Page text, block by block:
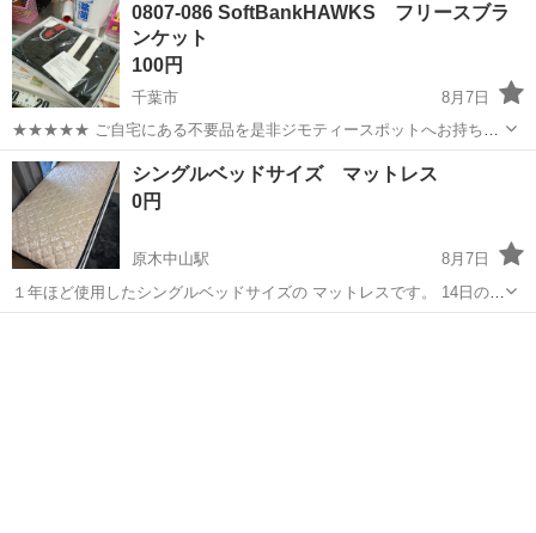
0807-086 SoftBankHAWKS フリースブラ
ンケット
100円
千葉市
8月7日
★★★★★ ご自宅にある不要品を是非ジモティースポットへお持ち込
みしませんか？ 家電、趣味・スポーツ・レジャー用品、こども用品、
衣料服飾品、生活雑貨、家具、本、CD・DVDなどが無料でまとめて持
ち込めます！ ※詳細はこ...
千葉 千葉市 寝具 フリースブランケット
シングルベッドサイズ マットレス
0円
原木中山駅
8月7日
１年ほど使用したシングルベッドサイズの マットレスです。 14日の午
前中、または夜に取りに来てくださる方を 優先します。